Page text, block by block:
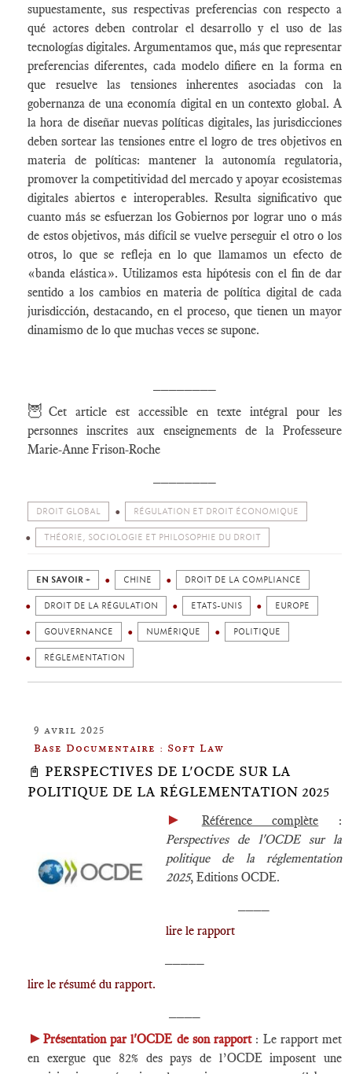
supuestamente, sus respectivas preferencias con respecto a
qué actores deben controlar el desarrollo y el uso de las
tecnologías digitales. Argumentamos que, más que representar
preferencias diferentes, cada modelo difiere en la forma en
que resuelve las tensiones inherentes asociadas con la
gobernanza de una economía digital en un contexto global. A
la hora de diseñar nuevas políticas digitales, las jurisdicciones
deben sortear las tensiones entre el logro de tres objetivos en
materia de políticas: mantener la autonomía regulatoria,
promover la competitividad del mercado y apoyar ecosistemas
digitales abiertos e interoperables. Resulta significativo que
cuanto más se esfuerzan los Gobiernos por lograr uno o más
de estos objetivos, más difícil se vuelve perseguir el otro o los
otros, lo que se refleja en lo que llamamos un efecto de
«banda elástica». Utilizamos esta hipótesis con el fin de dar
sentido a los cambios en materia de política digital de cada
jurisdicción, destacando, en el proceso, que tienen un mayor
dinamismo de lo que muchas veces se supone.
🦉 Cet article est accessible en texte intégral pour les
personnes inscrites aux enseignements de la Professeure
Marie-Anne Frison-Roche
DROIT GLOBAL RÉGULATION ET DROIT ÉCONOMIQUE
THÉORIE, SOCIOLOGIE ET PHILOSOPHIE DU DROIT
EN SAVOIR + CHINE DROIT DE LA COMPLIANCE
DROIT DE LA RÉGULATION ETATS-UNIS EUROPE
GOUVERNANCE NUMÉRIQUE POLITIQUE
RÉGLEMENTATION
9 avril 2025
Base Documentaire : Soft Law
📓 PERSPECTIVES DE L'OCDE SUR LA
POLITIQUE DE LA RÉGLEMENTATION 2025
► Référence complète :
Perspectives de l'OCDE sur la
politique de la réglementation
2025, Editions OCDE.
lire le rapport
lire le résumé du rapport.
► Présentation par l'OCDE de son rapport : Le rapport met
en exergue que 82% des pays de l’OCDE imposent une